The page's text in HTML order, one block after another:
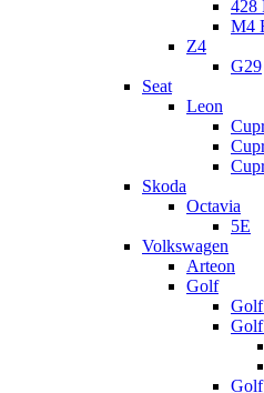
428
M4
Z4
G29
Seat
Leon
Skoda
Octavia
5E
Volkswagen
Arteon
Golf